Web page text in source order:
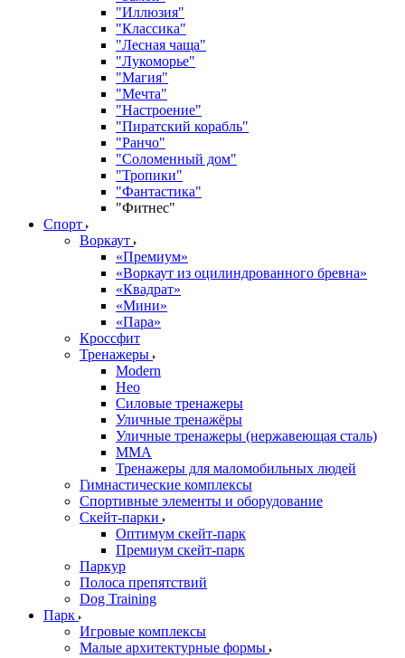
"Иллюзия"
"Классика"
"Лесная чаща"
"Лукоморье"
"Магия"
"Мечта"
"Настроение"
"Пиратский корабль"
"Ранчо"
"Соломенный дом"
"Тропики"
"Фантастика"
"Фитнес"
Спорт
Воркаут
«Премиум»
«Воркаут из оцилиндрованного бревна»
«Квадрат»
«Мини»
«Пара»
Кроссфит
Тренажеры
Modern
Нео
Силовые тренажеры
Уличные тренажёры
Уличные тренажеры (нержавеющая сталь)
ММА
Тренажеры для маломобильных людей
Гимнастические комплексы
Спортивные элементы и оборудование
Скейт-парки
Оптимум скейт-парк
Премиум скейт-парк
Паркур
Полоса препятствий
Dog Training
Парк
Игровые комплексы
Малые архитектурные формы